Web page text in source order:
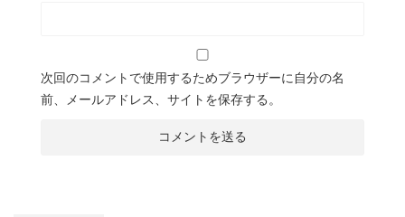
次回のコメントで使用するためブラウザーに自分の名
前、メールアドレス、サイトを保存する。